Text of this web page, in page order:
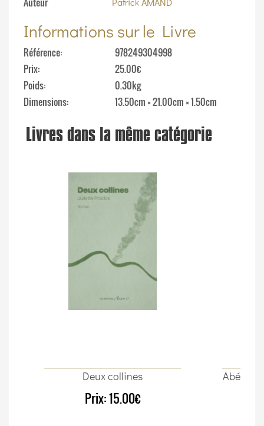
Informations sur le Livre
Référence
978249304998
Prix
25.00€
Poids
0.30kg
Dimensions
13.50cm × 21.00cm × 1.50cm
Livres dans la même catégorie
Deux collines
Prix:15.00€